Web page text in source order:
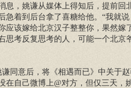
息，姚谦从媒体上得知后，提前回
急着到后台拿了喜糖给他。“我就说
应该嫁给北京汉子整整你，果然嫁
思考反复思考的人，可能一个北京
同意后，将《相遇而已》中关于
在自己微博上@对方，但仅三天，